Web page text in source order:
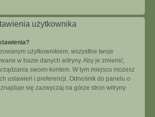
użytkownika
użytkownikiem, wszystkie twoje
w bazie danych witryny. Aby je zmienić,
swoim kontem. W tym miejscu możesz
ustawień i preferencji. Odnośnik do panelu o
znajduje się zazwyczaj na górze stron witryny.